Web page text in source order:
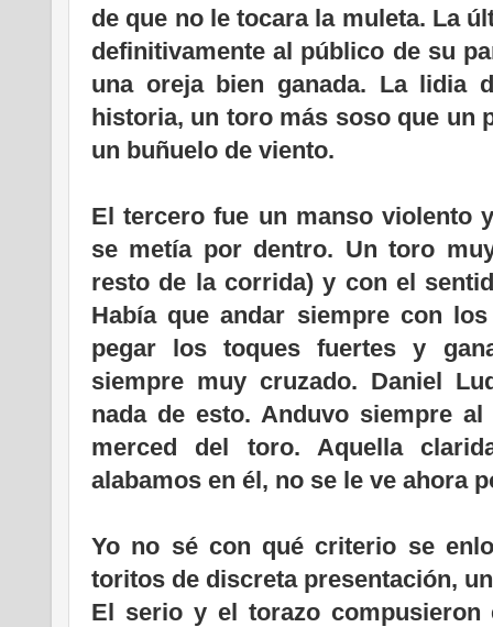
de que no le tocara la muleta. La
definitivamente al público de su
una oreja bien ganada. La lidia
historia, un toro más soso que un
un buñuelo de viento.
El tercero fue un manso violento
se metía por dentro. Un toro
resto de la corrida) y con el
Había que andar siempre con
pegar los toques fuertes y
siempre muy cruzado. Daniel
nada de esto. Anduvo siempre
merced del toro. Aquella
alabamos en él, no se le ve ahora
Yo no sé con qué criterio se
toritos de discreta presentación,
El serio y el torazo